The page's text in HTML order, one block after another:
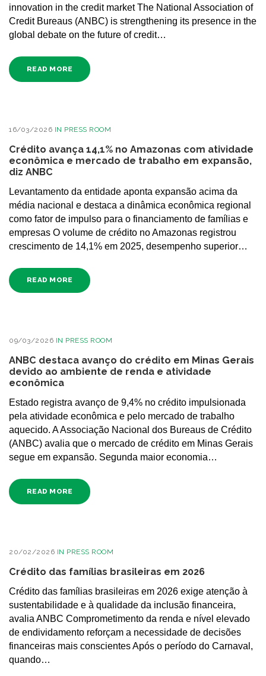
innovation in the credit market The National Association of
Credit Bureaus (ANBC) is strengthening its presence in the
global debate on the future of credit…
READ MORE
16/03/2026 IN PRESS ROOM
Crédito avança 14,1% no Amazonas com atividade
econômica e mercado de trabalho em expansão,
diz ANBC
Levantamento da entidade aponta expansão acima da
média nacional e destaca a dinâmica econômica regional
como fator de impulso para o financiamento de famílias e
empresas O volume de crédito no Amazonas registrou
crescimento de 14,1% em 2025, desempenho superior…
READ MORE
09/03/2026 IN PRESS ROOM
ANBC destaca avanço do crédito em Minas Gerais
devido ao ambiente de renda e atividade
econômica
Estado registra avanço de 9,4% no crédito impulsionada
pela atividade econômica e pelo mercado de trabalho
aquecido. A Associação Nacional dos Bureaus de Crédito
(ANBC) avalia que o mercado de crédito em Minas Gerais
segue em expansão. Segunda maior economia…
READ MORE
20/02/2026 IN PRESS ROOM
Crédito das famílias brasileiras em 2026
Crédito das famílias brasileiras em 2026 exige atenção à
sustentabilidade e à qualidade da inclusão financeira,
avalia ANBC Comprometimento da renda e nível elevado
de endividamento reforçam a necessidade de decisões
financeiras mais conscientes Após o período do Carnaval,
quando…